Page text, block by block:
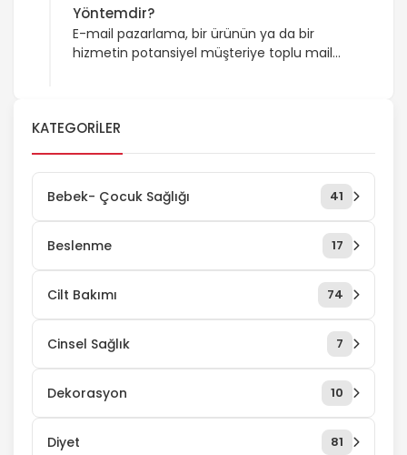
Yöntemdir?
E-mail pazarlama, bir ürünün ya da bir
hizmetin potansiyel müşteriye toplu mail
büyük amacı da tanıtım maillerini doğru
kişiye ulaştırmak olur. Hedefleme olarak da
tanımlanabilecek olan doğru kişiye ulaştırma
aşaması, tanıtım maili çerçevesinde daha
kolay gerçekleşir. Toplu mail gönderimleri
mail pazarlama […]
KATEGORILER
Bebek- Çocuk Sağlığı 41
Beslenme 17
Cilt Bakımı 74
Cinsel Sağlık 7
Dekorasyon 10
Diyet 81